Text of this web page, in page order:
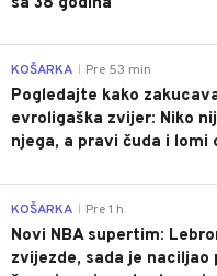
KOŠARKA Pre 53 min
Pogledajte kako
evroligaška zvijer: Niko
njega, a pravi čuda i lomi
KOŠARKA Pre 1 h
Novi NBA supertim:
zvijezde, sada je naciljao